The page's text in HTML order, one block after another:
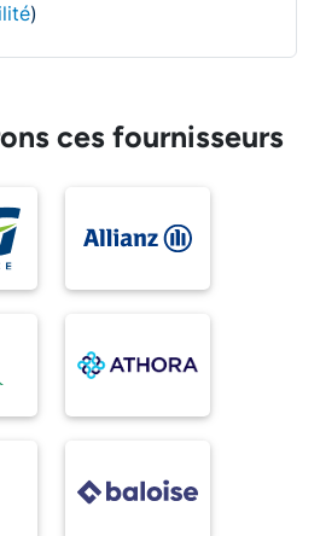
)
ces fournisseurs